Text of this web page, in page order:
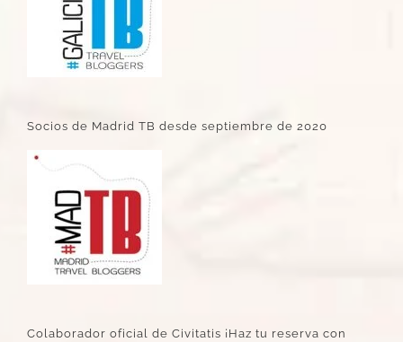
Socios de Madrid TB desde septiembre de 2020
Colaborador oficial de Civitatis ¡Haz tu reserva con